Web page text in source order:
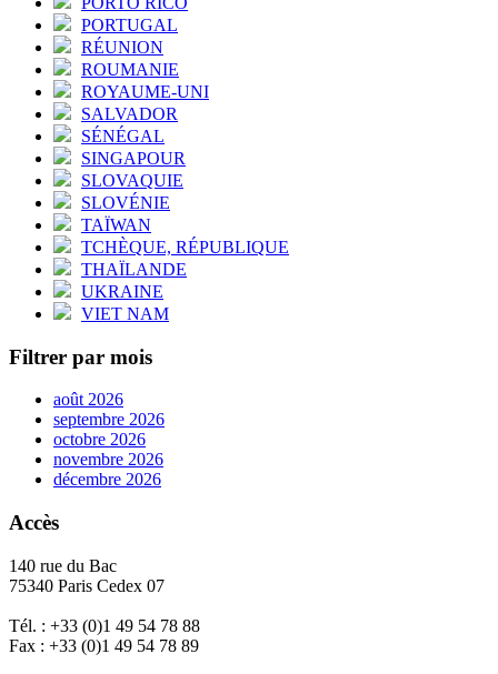
PORTUGAL
RÉUNION
ROUMANIE
ROYAUME-UNI
SALVADOR
SÉNÉGAL
SINGAPOUR
SLOVAQUIE
SLOVÉNIE
TAÏWAN
TCHÈQUE, RÉPUBLIQUE
THAÏLANDE
UKRAINE
VIET NAM
Filtrer par mois
août 2026
septembre 2026
octobre 2026
novembre 2026
décembre 2026
Accès
140 rue du Bac
75340 Paris Cedex 07
Tél. : +33 (0)1 49 54 78 88
Fax : +33 (0)1 49 54 78 89